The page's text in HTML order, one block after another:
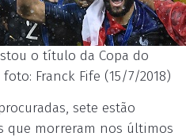
o título da Copa do
Franck Fife (15/7/2018)
sete estão
que morreram nos últimos